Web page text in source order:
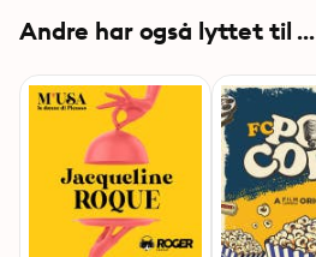
Andre har også lyttet til ...